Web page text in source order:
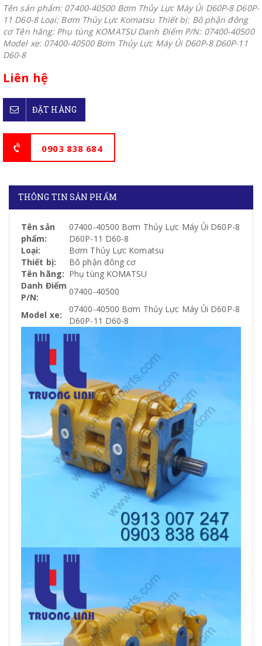
Tên sản phẩm: 07400-40500 Bơm Thủy Lực Máy Ủi D60P-8 D60P-
11 D60-8 Loại: Bơm Thủy Lực Komatsu Thiết bị: Bô phận đông
cơ Tên hãng: Phụ tùng KOMATSU Danh Điểm P/N: 07400-40500
Model xe: 07400-40500 Bơm Thủy Lực Máy Ủi D60P-8 D60P-11
D60-8
Liên hệ
ĐẶT HÀNG
0903 838 684
THÔNG TIN SẢN PHẨM
Tên sản
phẩm:
07400-40500 Bơm Thủy Lực Máy Ủi D60P-8
D60P-11 D60-8
Loại:
Bơm Thủy Lực Komatsu
Thiết bị:
Bô phận đông cơ
Tên hãng: Phụ tùng KOMATSU
Danh Điểm
P/N:
07400-40500
Model xe:
07400-40500 Bơm Thủy Lực Máy Ủi D60P-8
D60P-11 D60-8